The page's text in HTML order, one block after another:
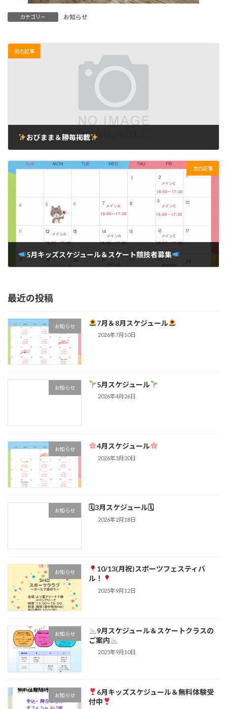
カテゴリー お知らせ
前の記事
おびまま＆勝毎掲載
次の記事
5月キッズスケジュール＆スケート競技者募集
最近の投稿
お知らせ 7月＆8月スケジュール
2026年7月10日
お知らせ ‬‪5月スケジュール
2026年4月26日
お知らせ 4月スケジュール
2026年3月20日
お知らせ 🗓3月スケジュール🗓
2026年2月18日
お知らせ
10/13(月祝)スポーツフェスティバ
ル！
2025年9月12日
お知らせ
9月スケジュール＆スケートクラスの
ご案内
2025年9月10日
お知らせ
6月キッズスケジュール＆無料体験受
付中